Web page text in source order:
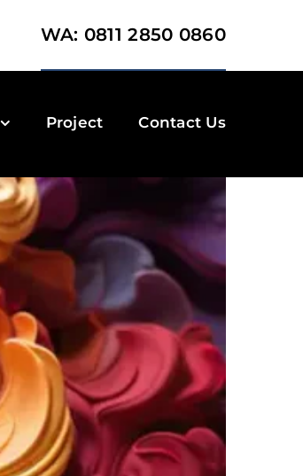
WA: 0811 2850 0860
Project Contact Us